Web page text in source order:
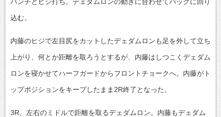
込む。
内藤のヒジで左目尻をカットしたデェダムロンも足を外して立ち
上がり、何とか距離を取ろうとするが、内藤はしつこくデェダム
ロンを寝かせてハーフガードからフロントチョークへ。内藤がト
ップポジションをキープしたまま2R終了となった。
3R、左右のミドルで距離を取るデェダムロン。内藤もデェダム